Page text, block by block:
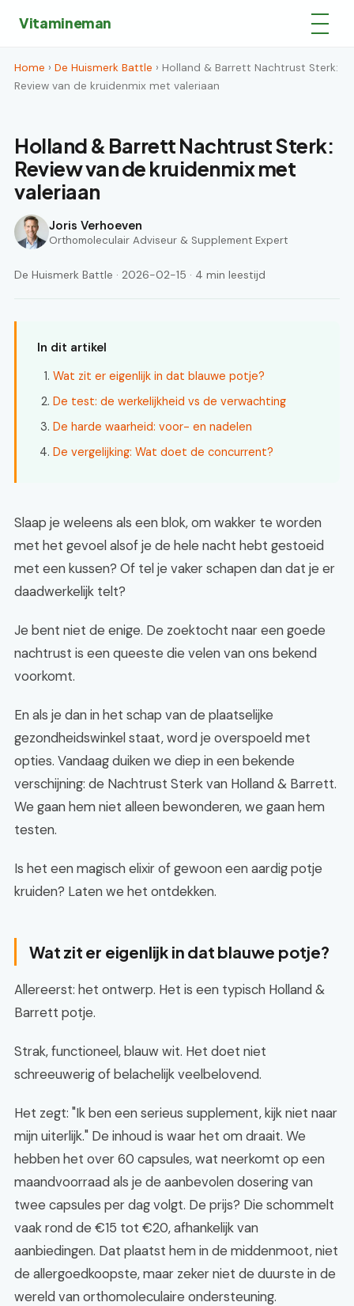
Vitamineman
Home › De Huismerk Battle › Holland & Barrett Nachtrust Sterk:
Review van de kruidenmix met valeriaan
Holland & Barrett Nachtrust Sterk:
Review van de kruidenmix met
valeriaan
Joris Verhoeven
Orthomoleculair Adviseur & Supplement Expert
De Huismerk Battle · 2026-02-15 · 4 min leestijd
In dit artikel
Wat zit er eigenlijk in dat blauwe potje?
De test: de werkelijkheid vs de verwachting
De harde waarheid: voor- en nadelen
De vergelijking: Wat doet de concurrent?
Slaap je weleens als een blok, om wakker te worden
met het gevoel alsof je de hele nacht hebt gestoeid
met een kussen? Of tel je vaker schapen dan dat je er
daadwerkelijk telt?
Je bent niet de enige. De zoektocht naar een goede
nachtrust is een queeste die velen van ons bekend
voorkomt.
En als je dan in het schap van de plaatselijke
gezondheidswinkel staat, word je overspoeld met
opties. Vandaag duiken we diep in een bekende
verschijning: de Nachtrust Sterk van Holland & Barrett.
We gaan hem niet alleen bewonderen, we gaan hem
testen.
Is het een magisch elixir of gewoon een aardig potje
kruiden? Laten we het ontdekken.
Wat zit er eigenlijk in dat blauwe potje?
Allereerst: het ontwerp. Het is een typisch Holland &
Barrett potje.
Strak, functioneel, blauw wit. Het doet niet
schreeuwerig of belachelijk veelbelovend.
Het zegt: "Ik ben een serieus supplement, kijk niet naar
mijn uiterlijk." De inhoud is waar het om draait. We
hebben het over 60 capsules, wat neerkomt op een
maandvoorraad als je de aanbevolen dosering van
twee capsules per dag volgt. De prijs? Die schommelt
vaak rond de €15 tot €20, afhankelijk van
aanbiedingen. Dat plaatst hem in de middenmoot, niet
de allergoedkoopste, maar zeker niet de duurste in de
wereld van orthomoleculaire ondersteuning.